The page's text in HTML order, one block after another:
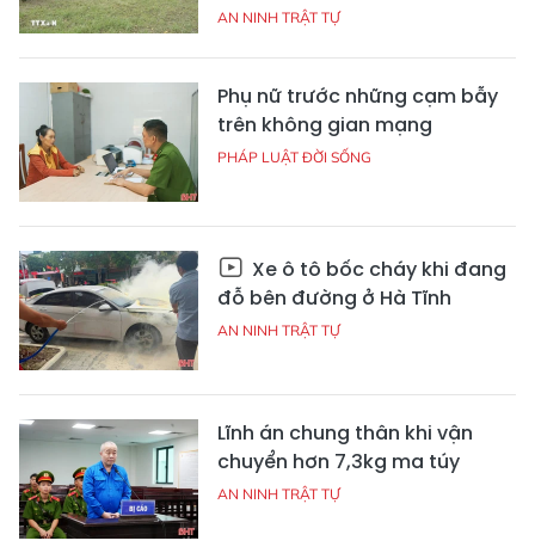
AN NINH TRẬT TỰ
Phụ nữ trước những cạm bẫy
trên không gian mạng
PHÁP LUẬT ĐỜI SỐNG
Xe ô tô bốc cháy khi đang
đỗ bên đường ở Hà Tĩnh
AN NINH TRẬT TỰ
Lĩnh án chung thân khi vận
chuyển hơn 7,3kg ma túy
AN NINH TRẬT TỰ